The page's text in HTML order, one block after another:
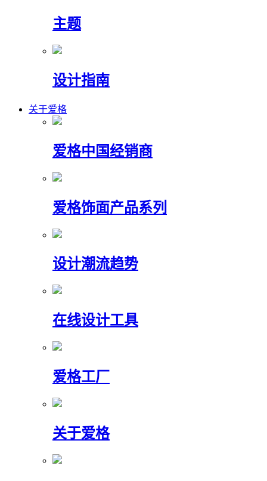
主题
设计指南
关于爱格
爱格中国经销商
爱格饰面产品系列
设计潮流趋势
在线设计工具
爱格工厂
关于爱格